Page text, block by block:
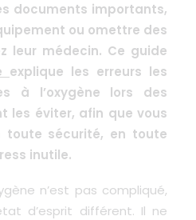
documents importants,
ou omettre des
leur médecin. Ce guide
explique les erreurs les
à l’oxygène lors des
les éviter, afin que vous
toute sécurité, en toute
inutile.
n’est pas compliqué,
d’esprit différent. Il ne